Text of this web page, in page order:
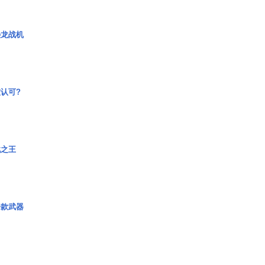
战机
可?
王
武器